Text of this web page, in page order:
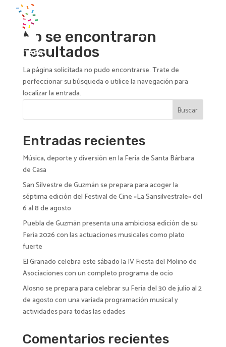
No se encontraron
resultados
La página solicitada no pudo encontrarse. Trate de
perfeccionar su búsqueda o utilice la navegación para
localizar la entrada.
Buscar
Entradas recientes
Música, deporte y diversión en la Feria de Santa Bárbara
de Casa
San Silvestre de Guzmán se prepara para acoger la
séptima edición del Festival de Cine «La Sansilvestrale» del
6 al 8 de agosto
Puebla de Guzmán presenta una ambiciosa edición de su
Feria 2026 con las actuaciones musicales como plato
fuerte
El Granado celebra este sábado la IV Fiesta del Molino de
Asociaciones con un completo programa de ocio
Alosno se prepara para celebrar su Feria del 30 de julio al 2
de agosto con una variada programación musical y
actividades para todas las edades
Comentarios recientes